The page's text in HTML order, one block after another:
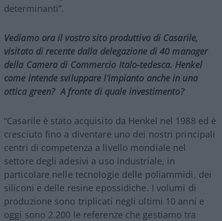
determinanti”.
Vediamo ora il vostro sito produttivo di Casarile,
visitato di recente dalla delegazione di 40 manager
della Camera di Commercio Italo-tedesca. Henkel
come intende sviluppare l’impianto anche in una
ottica green? A fronte di quale investimento?
“Casarile è stato acquisito da Henkel nel 1988 ed è
cresciuto fino a diventare uno dei nostri principali
centri di competenza a livello mondiale nel
settore degli adesivi a uso industriale, in
particolare nelle tecnologie delle poliammidi, dei
siliconi e delle resine epossidiche. I volumi di
produzione sono triplicati negli ultimi 10 anni e
oggi sono 2.200 le referenze che gestiamo tra